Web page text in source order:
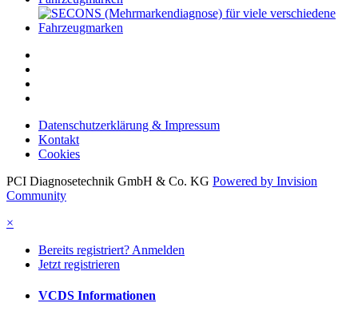
Datenschutzerklärung & Impressum
Kontakt
Cookies
PCI Diagnosetechnik GmbH & Co. KG Powered by Invision
Community
×
Bereits registriert? Anmelden
Jetzt registrieren
VCDS Informationen